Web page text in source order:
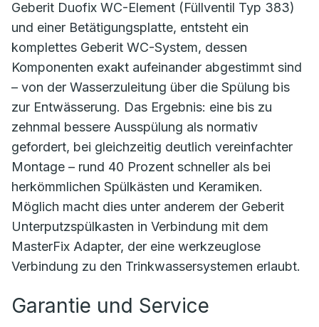
Geberit Duofix WC-Element (Füllventil Typ 383)
und einer Betätigungsplatte, entsteht ein
komplettes Geberit WC-System, dessen
Komponenten exakt aufeinander abgestimmt sind
– von der Wasserzuleitung über die Spülung bis
zur Entwässerung. Das Ergebnis: eine bis zu
zehnmal bessere Ausspülung als normativ
gefordert, bei gleichzeitig deutlich vereinfachter
Montage – rund 40 Prozent schneller als bei
herkömmlichen Spülkästen und Keramiken.
Möglich macht dies unter anderem der Geberit
Unterputzspülkasten in Verbindung mit dem
MasterFix Adapter, der eine werkzeuglose
Verbindung zu den Trinkwassersystemen erlaubt.
Garantie und Service